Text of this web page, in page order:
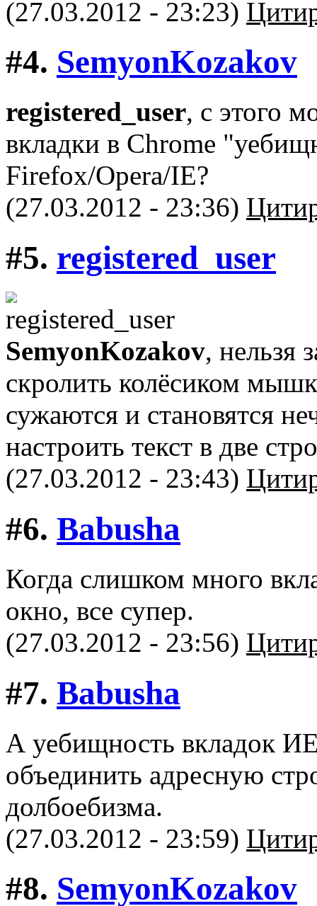
(27.03.2012 - 23:23)
#4. SemyonKozakov
registered_user, с этого
вкладки в Chrome
Firefox/Opera/IE?
(27.03.2012 - 23:36)
#5. registered_user
SemyonKozakov, нельзя
скролить колёсиком
сужаются и становятся
настроить текст в две
(27.03.2012 - 23:43)
#6. Babusha
Когда слишком много
окно, все супер.
(27.03.2012 - 23:56)
#7. Babusha
А уебищность вкладок
объединить адресную
долбоебизма.
(27.03.2012 - 23:59)
#8. SemyonKozakov